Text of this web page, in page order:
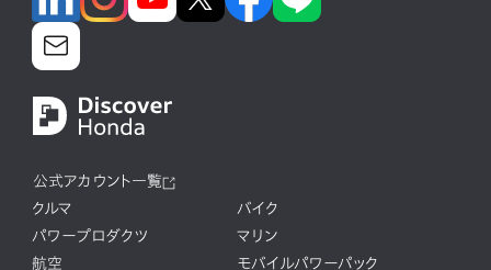
公式アカウント一覧
クルマ
バイク
パワープロダクツ
マリン
航空
モバイルパワーパック